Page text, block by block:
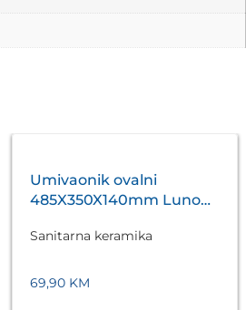
Umivaonik ovalni
485X350X140mm Luno
Sanitarna keramika
69,90 KM